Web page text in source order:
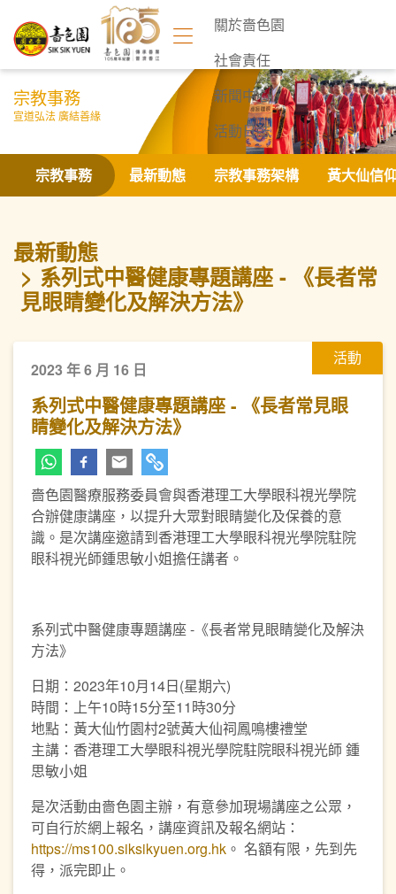
關於嗇色園
社會責任
新聞中心
活動日誌
聯絡我們
宗教事務
宣道弘法 廣結善緣
宗教事務 最新動態 宗教事務架構 黃大仙信
最新動態
系列式中醫健康專題講座 - 《長者常
見眼睛變化及解決方法》
活動
2023 年 6 月 16 日
系列式中醫健康專題講座 - 《長者常見眼
睛變化及解決方法》
嗇色園醫療服務委員會與香港理工大學眼科視光學院
合辦健康講座，以提升大眾對眼睛變化及保養的意
識。是次講座邀請到香港理工大學眼科視光學院駐院
眼科視光師鍾思敏小姐擔任講者。
系列式中醫健康專題講座 -《長者常見眼睛變化及解決
方法》
日期：2023年10月14日(星期六)
時間：上午10時15分至11時30分
地點：黃大仙竹園村2號黃大仙祠鳳鳴樓禮堂
主講：香港理工大學眼科視光學院駐院眼科視光師 鍾
思敏小姐
是次活動由嗇色園主辦，有意參加現場講座之公眾，
可自行於網上報名，講座資訊及報名網站：
https://ms100.siksikyuen.org.hk 。 名額有限，先到先
得，派完即止。